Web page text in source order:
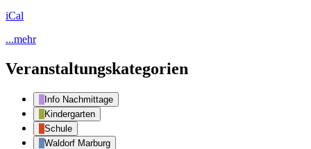
iCal
...mehr
Veranstaltungskategorien
Info Nachmittage
Kindergarten
Schule
Waldorf Marburg